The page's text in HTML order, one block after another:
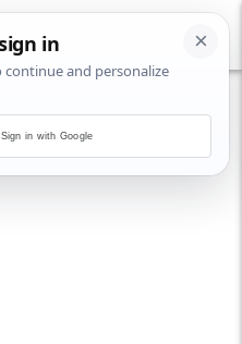
Sign in with Google